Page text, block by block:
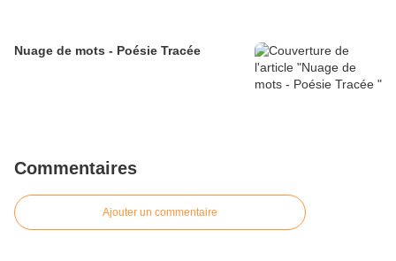
Nuage de mots - Poésie Tracée
Commentaires
Ajouter un commentaire